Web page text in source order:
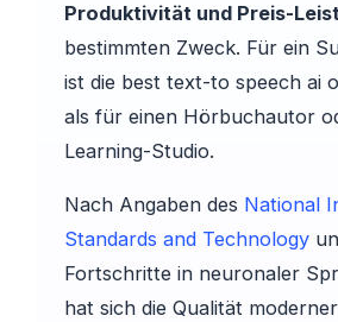
Produktivität und Preis-
bestimmten Zweck. Für ein
ist die best text-to speech ai
als für einen Hörbuchautor
Learning-Studio.
Nach Angaben des National
Standards and Technology
Fortschritte in neuronaler
hat sich die Qualität